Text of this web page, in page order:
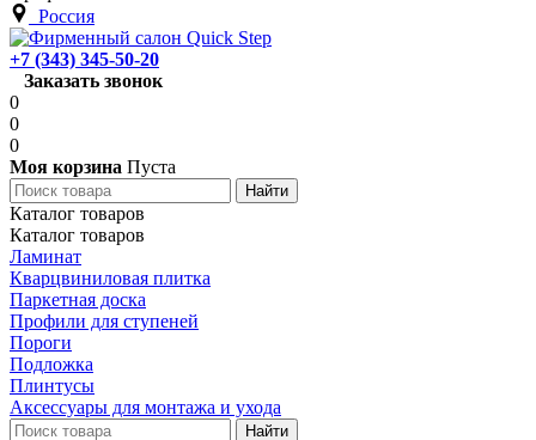
Россия
+7 (343) 345-50-20
Заказать звонок
0
0
0
Моя корзина Пуста
Каталог товаров
Каталог товаров
Ламинат
Кварцвиниловая плитка
Паркетная доска
Профили для ступеней
Пороги
Подложка
Плинтусы
Аксессуары для монтажа и ухода